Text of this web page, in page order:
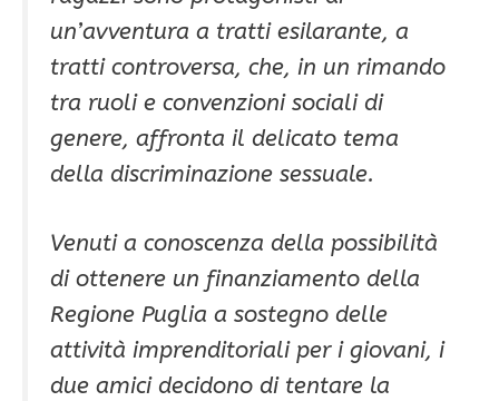
un’avventura a tratti esilarante, a
tratti controversa, che, in un rimando
tra ruoli e convenzioni sociali di
genere, affronta il delicato tema
della discriminazione sessuale.
Venuti a conoscenza della possibilità
di ottenere un finanziamento della
Regione Puglia a sostegno delle
attività imprenditoriali per i giovani, i
due amici decidono di tentare la